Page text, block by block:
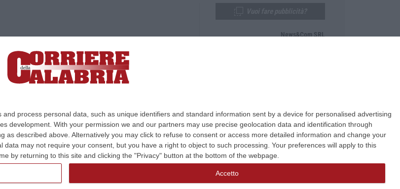
process personal data, such as unique identifiers and standard information sent by a device for personalised advertising
development. With your permission we and our partners may use precise geolocation data and identification through
as described above. Alternatively you may click to refuse to consent or access more detailed information and change your
data may not require your consent, but you have a right to object to such processing. Your preferences will apply to this
by returning to this site and clicking the "Privacy" button at the bottom of the webpage.
Accetto
(CZ)
Paola Militano |Privacy
News&Com SRL
Design: cfweb